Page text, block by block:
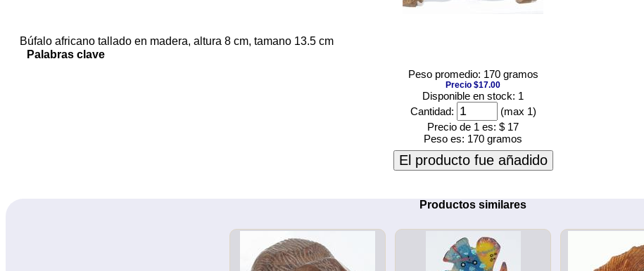
Búfalo africano tallado en madera, altura 8 cm, tamano 13.5 cm
Palabras clave
Peso promedio: 170 gramos
Precio $17.00
Disponible en stock: 1
Cantidad:
(max 1)
Precio de 1 es: $ 17
Peso es: 170 gramos
El producto fue añadido
Productos similares